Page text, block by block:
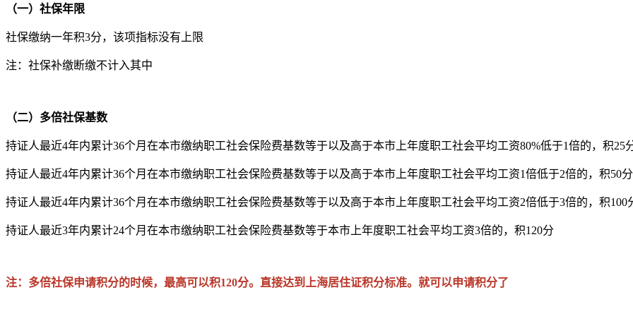
（一）社保年限
社保缴纳一年积3分，该项指标没有上限
注：社保补缴断缴不计入其中
（二）多倍社保基数
持证人最近4年内累计36个月在本市缴纳职工社会保险费基数等于以及高于本市上年度职工社会平均工资80%低于1倍的，积25
持证人最近4年内累计36个月在本市缴纳职工社会保险费基数等于以及高于本市上年度职工社会平均工资1倍低于2倍的，积50分
持证人最近4年内累计36个月在本市缴纳职工社会保险费基数等于以及高于本市上年度职工社会平均工资2倍低于3倍的，积100
持证人最近3年内累计24个月在本市缴纳职工社会保险费基数等于本市上年度职工社会平均工资3倍的，积120分
注：多倍社保申请积分的时候，最高可以积120分。直接达到上海居住证积分标准。就可以申请积分了